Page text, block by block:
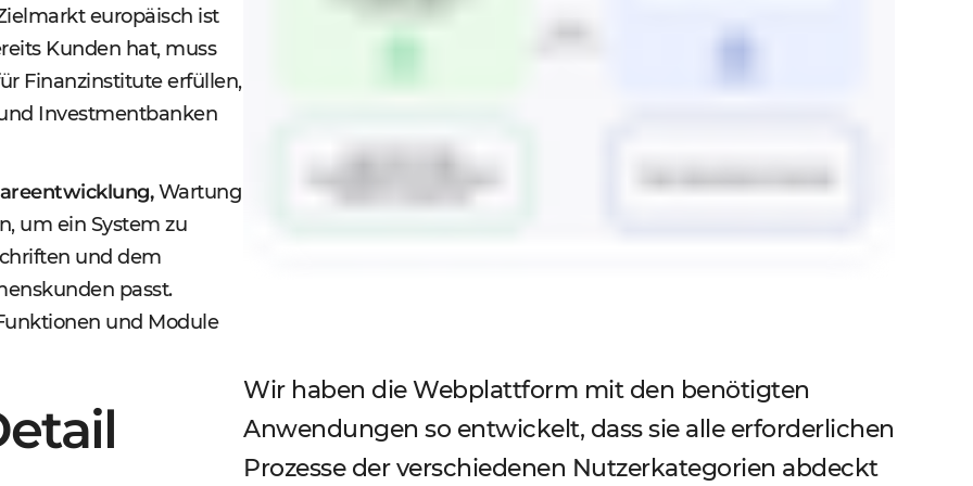
europäisch ist
Kunden hat, muss
Finanzinstitute erfüllen,
Investmentbanken
Wartung
um ein System zu
und dem
passt.
und Module
Wir haben die Webplattform mit den benötigten
Anwendungen so entwickelt, dass sie alle erforderlichen
Prozesse der verschiedenen Nutzerkategorien abdeckt